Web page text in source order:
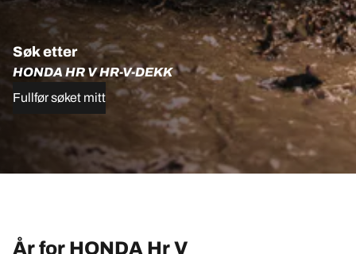
Søk etter
HONDA HR V HR-V-DEKK
Fullfør søket mitt
År for HONDA Hr V